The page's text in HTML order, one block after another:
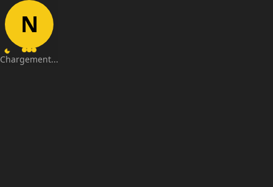
N
Chargement...